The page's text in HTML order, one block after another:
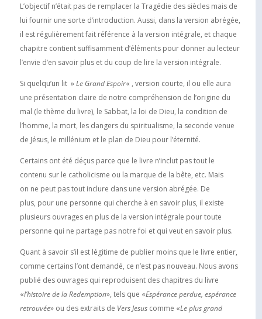
L’objectif n’était pas de remplacer la Tragédie des siècles mais de
lui fournir une sorte d’introduction. Aussi, dans la version abrégée,
il est régulièrement fait référence à la version intégrale, et chaque
chapitre contient suffisamment d’éléments pour donner au lecteur
l’envie d’en savoir plus et du coup de lire la version intégrale.
Si quelqu’un lit »Le Grand Espoir« , version courte, il ou elle aura
une présentation claire de notre compréhension de l’origine du
mal (le thème du livre), le Sabbat, la loi de Dieu, la condition de
l’homme, la mort, les dangers du spiritualisme, la seconde venue
de Jésus, le millénium et le plan de Dieu pour l’éternité.
Certains ont été déçus parce que le livre n’inclut pas tout le
contenu sur le catholicisme ou la marque de la bête, etc. Mais
on ne peut pas tout inclure dans une version abrégée. De
plus, pour une personne qui cherche à en savoir plus, il existe
plusieurs ouvrages en plus de la version intégrale pour toute
personne qui ne partage pas notre foi et qui veut en savoir plus.
Quant à savoir s’il est légitime de publier moins que le livre entier,
comme certains l’ont demandé, ce n’est pas nouveau. Nous avons
publié des ouvrages qui reproduisent des chapitres du livre
«l’histoire de la Redemption», tels que «Espérance perdue, espérance
retrouvée» ou des extraits de Vers Jesuscomme «Le plus grand